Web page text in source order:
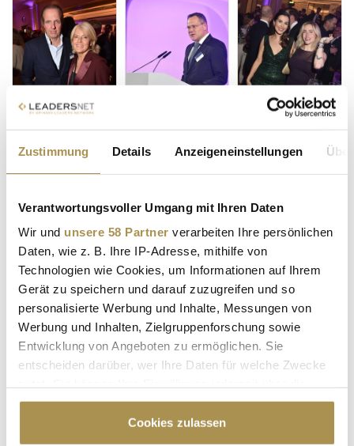
Zustimmung Details Anzeigeneinstellungen
Verantwortungsvoller Umgang mit Ihren Daten
Wir und unsere 58 Partner verarbeiten Ihre persönlichen
Daten, wie z. B. Ihre IP-Adresse, mithilfe von
Technologien wie Cookies, um Informationen auf Ihrem
Gerät zu speichern und darauf zuzugreifen und so
personalisierte Werbung und Inhalte, Messungen von
Werbung und Inhalten, Zielgruppenforschung sowie
Entwicklung von Angeboten zu ermöglichen. Sie
entscheiden darüber, wer Ihre Daten für welche Zwecke
Cookie-Erklärung oder durch Klicken auf das Privacy
Trigger Symbol ändern oder widerrufen
Cookies zulassen